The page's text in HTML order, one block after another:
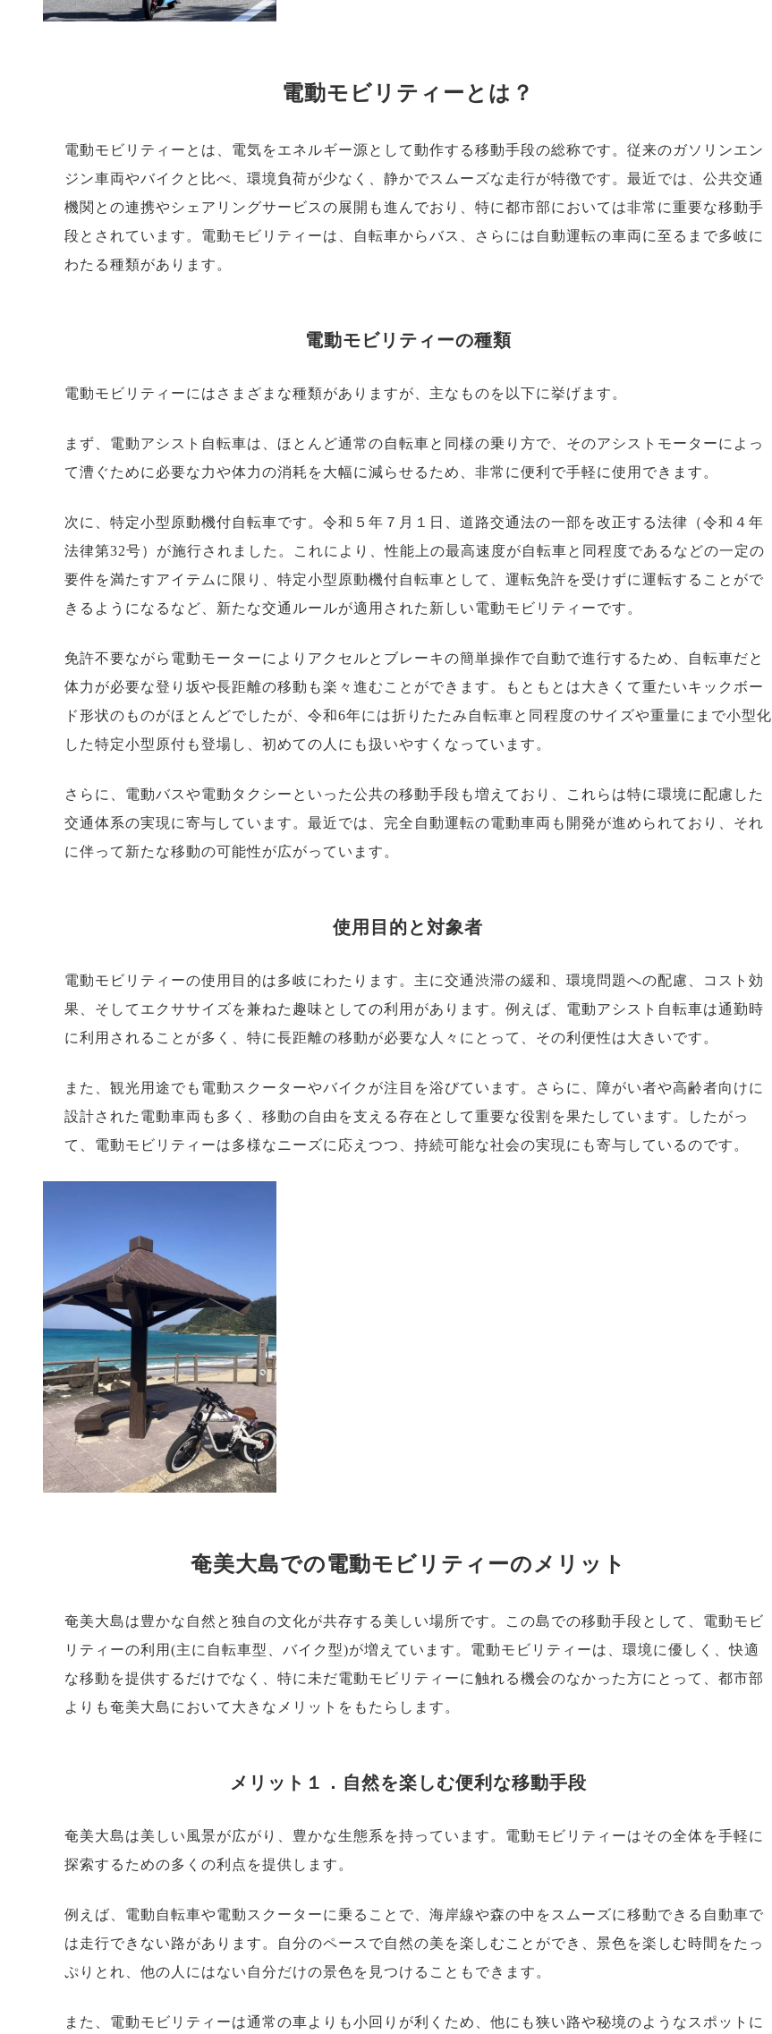
電動モビリティーとは？
電動モビリティーとは、電気をエネルギー源として動作する移動手段の総称です。従来のガソリンエン
ジン車両やバイクと比べ、環境負荷が少なく、静かでスムーズな走行が特徴です。最近では、公共交通
機関との連携やシェアリングサービスの展開も進んでおり、特に都市部においては非常に重要な移動手
段とされています。電動モビリティーは、自転車からバス、さらには自動運転の車両に至るまで多岐に
わたる種類があります。
電動モビリティーの種類
電動モビリティーにはさまざまな種類がありますが、主なものを以下に挙げます。
まず、電動アシスト自転車は、ほとんど通常の自転車と同様の乗り方で、そのアシストモーターによっ
て漕ぐために必要な力や体力の消耗を大幅に減らせるため、非常に便利で手軽に使用できます。
次に、特定小型原動機付自転車です。令和５年７月１日、道路交通法の一部を改正する法律（令和４年
法律第32号）が施行されました。これにより、性能上の最高速度が自転車と同程度であるなどの一定の
要件を満たすアイテムに限り、特定小型原動機付自転車として、運転免許を受けずに運転することがで
きるようになるなど、新たな交通ルールが適用された新しい電動モビリティーです。
免許不要ながら電動モーターによりアクセルとブレーキの簡単操作で自動で進行するため、自転車だと
体力が必要な登り坂や長距離の移動も楽々進むことができます。もともとは大きくて重たいキックボー
ド形状のものがほとんどでしたが、令和6年には折りたたみ自転車と同程度のサイズや重量にまで小型化
した特定小型原付も登場し、初めての人にも扱いやすくなっています。
さらに、電動バスや電動タクシーといった公共の移動手段も増えており、これらは特に環境に配慮した
交通体系の実現に寄与しています。最近では、完全自動運転の電動車両も開発が進められており、それ
に伴って新たな移動の可能性が広がっています。
使用目的と対象者
電動モビリティーの使用目的は多岐にわたります。主に交通渋滞の緩和、環境問題への配慮、コスト効
果、そしてエクササイズを兼ねた趣味としての利用があります。例えば、電動アシスト自転車は通勤時
に利用されることが多く、特に長距離の移動が必要な人々にとって、その利便性は大きいです。
また、観光用途でも電動スクーターやバイクが注目を浴びています。さらに、障がい者や高齢者向けに
設計された電動車両も多く、移動の自由を支える存在として重要な役割を果たしています。したがっ
て、電動モビリティーは多様なニーズに応えつつ、持続可能な社会の実現にも寄与しているのです。
奄美大島での電動モビリティーのメリット
奄美大島は豊かな自然と独自の文化が共存する美しい場所です。この島での移動手段として、電動モビ
リティーの利用(主に自転車型、バイク型)が増えています。電動モビリティーは、環境に優しく、快適
な移動を提供するだけでなく、特に未だ電動モビリティーに触れる機会のなかった方にとって、都市部
よりも奄美大島において大きなメリットをもたらします。
メリット１．自然を楽しむ便利な移動手段
奄美大島は美しい風景が広がり、豊かな生態系を持っています。電動モビリティーはその全体を手軽に
探索するための多くの利点を提供します。
例えば、電動自転車や電動スクーターに乗ることで、海岸線や森の中をスムーズに移動できる自動車で
は走行できない路があります。自分のペースで自然の美を楽しむことができ、景色を楽しむ時間をたっ
ぷりとれ、他の人にはない自分だけの景色を見つけることもできます。
また、電動モビリティーは通常の車よりも小回りが利くため、他にも狭い路や秘境のようなスポットに